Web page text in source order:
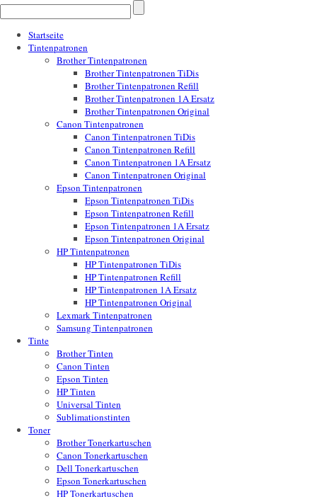
Startseite
Tintenpatronen
Brother Tintenpatronen
Brother Tintenpatronen TiDis
Brother Tintenpatronen Refill
Brother Tintenpatronen 1A Ersatz
Brother Tintenpatronen Original
Canon Tintenpatronen
Canon Tintenpatronen TiDis
Canon Tintenpatronen Refill
Canon Tintenpatronen 1A Ersatz
Canon Tintenpatronen Original
Epson Tintenpatronen
Epson Tintenpatronen TiDis
Epson Tintenpatronen Refill
Epson Tintenpatronen 1A Ersatz
Epson Tintenpatronen Original
HP Tintenpatronen
HP Tintenpatronen TiDis
HP Tintenpatronen Refill
HP Tintenpatronen 1A Ersatz
HP Tintenpatronen Original
Lexmark Tintenpatronen
Samsung Tintenpatronen
Tinte
Brother Tinten
Canon Tinten
Epson Tinten
HP Tinten
Universal Tinten
Sublimationstinten
Toner
Brother Tonerkartuschen
Canon Tonerkartuschen
Dell Tonerkartuschen
Epson Tonerkartuschen
HP Tonerkartuschen